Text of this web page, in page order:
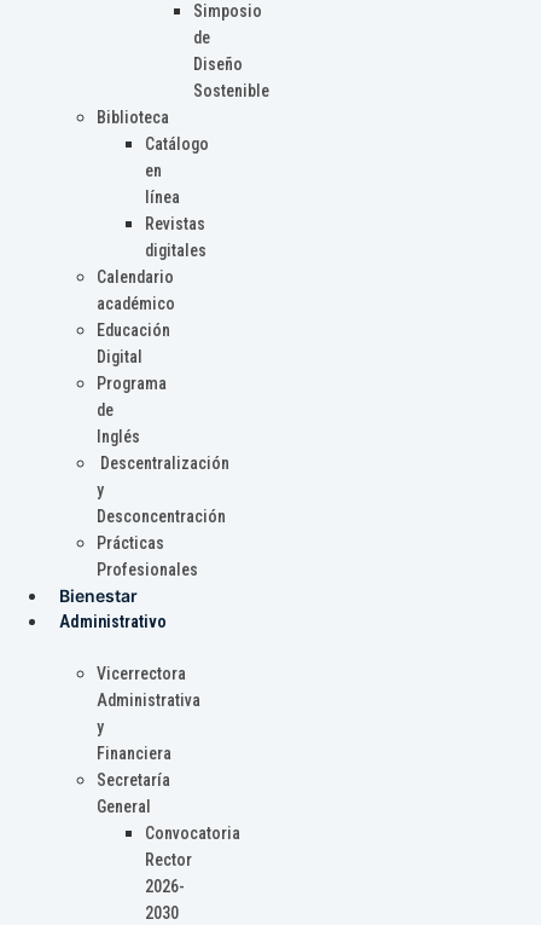
Simposio
de
Diseño
Sostenible
Biblioteca
Catálogo
en
línea
Revistas
digitales
Calendario
académico
Educación
Digital
Programa
de
Inglés
Descentralización
y
Desconcentración
Prácticas
Profesionales
Bienestar
Administrativo
Vicerrectora
Administrativa
y
Financiera
Secretaría
General
Convocatoria
Rector
2026-
2030